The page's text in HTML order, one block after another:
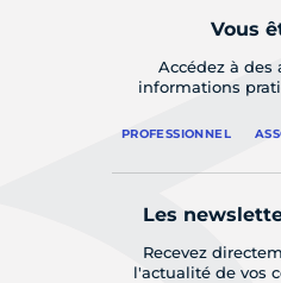
Vous
Accédez à des
informations
PROFESSIONNEL
Les
Recevez
l'actualité de vos